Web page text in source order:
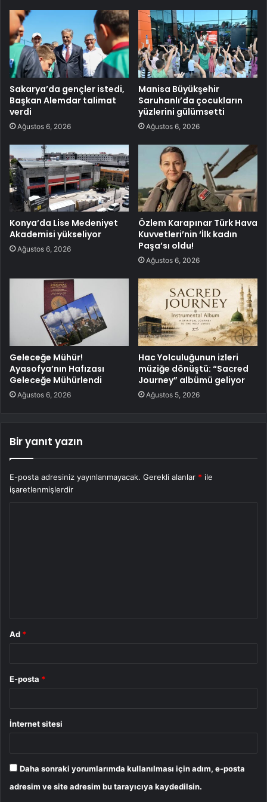
Sakarya’da gençler istedi,
Başkan Alemdar talimat
verdi
Ağustos 6, 2026
Manisa Büyükşehir
Saruhanlı’da çocukların
yüzlerini gülümsetti
Ağustos 6, 2026
Konya’da Lise Medeniyet
Akademisi yükseliyor
Ağustos 6, 2026
Özlem Karapınar Türk Hava
Kuvvetleri’nin ‘İlk kadın
Paşa’sı oldu!
Ağustos 6, 2026
Geleceğe Mühür!
Ayasofya’nın Hafızası
Geleceğe Mühürlendi
Ağustos 6, 2026
Hac Yolculuğunun izleri
müziğe dönüştü: “Sacred
Journey” albümü geliyor
Ağustos 5, 2026
Bir yanıt yazın
E-posta adresiniz yayınlanmayacak. Gerekli alanlar * ile
işaretlenmişlerdir
Ad *
E-posta *
İnternet sitesi
Daha sonraki yorumlarımda kullanılması için adım, e-posta
adresim ve site adresim bu tarayıcıya kaydedilsin.